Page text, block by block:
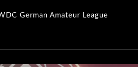
German Amateur League